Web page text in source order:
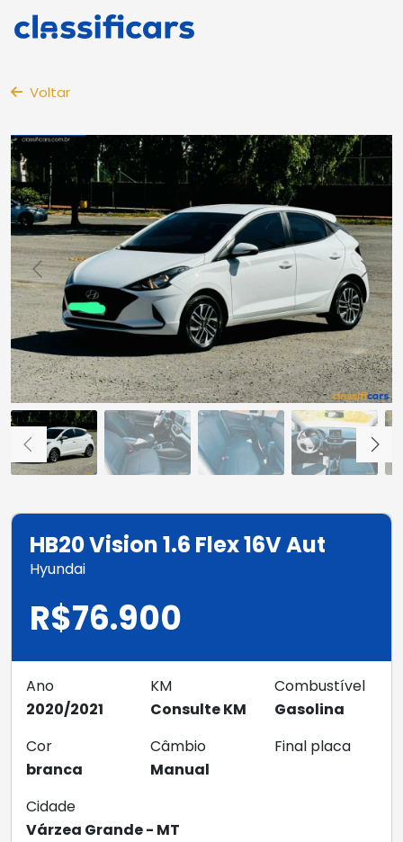
Voltar
HB20 Vision 1.6 Flex 16V Aut
Hyundai
R$76.900
Ano
2020/2021
KM
Consulte KM
Combustível
Gasolina
Cor
branca
Câmbio
Manual
Final placa
Cidade
Várzea Grande - MT